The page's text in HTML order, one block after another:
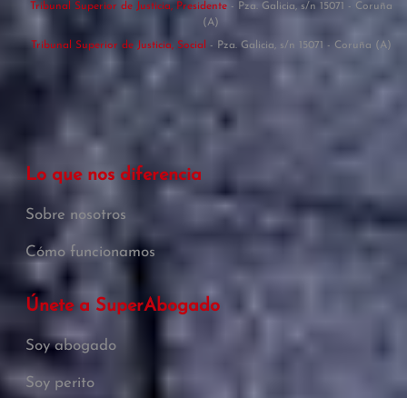
Tribunal Superior de Justicia, Presidente - Pza. Galicia, s/n 15071 - Coruña
(A)
Tribunal Superior de Justicia, Social - Pza. Galicia, s/n 15071 - Coruña (A)
Lo que nos diferencia
Sobre nosotros
Cómo funcionamos
Únete a SuperAbogado
Soy abogado
Soy perito